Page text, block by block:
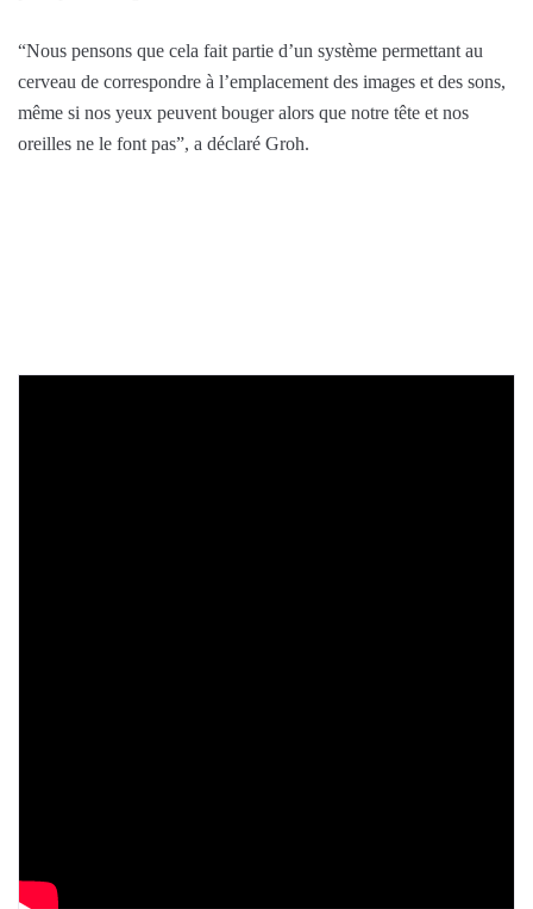
“Nous pensons que cela fait partie d’un système permettant au
cerveau de correspondre à l’emplacement des images et des sons,
même si nos yeux peuvent bouger alors que notre tête et nos
oreilles ne le font pas”, a déclaré Groh.